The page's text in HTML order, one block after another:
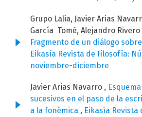
Grupo Lalia, Javier Arias
García Tomé, Alejandro Rivero
Fragmento de un diálogo
Eikasía Revista de Filosofía:
noviembre-diciembre
Javier Arias Navarro ,
sucesivos en el paso de la
a la fonémica , Eikasía Revista